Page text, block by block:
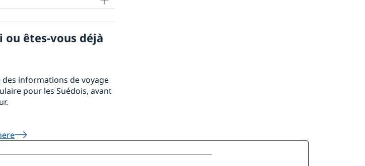
ou êtes-vous déjà
des informations de voyage
pour les Suédois, avant